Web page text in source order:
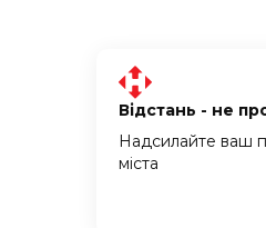
Відстань - не
Надсилайте ваш
міста